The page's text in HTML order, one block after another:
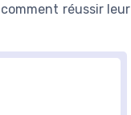
réussir leur